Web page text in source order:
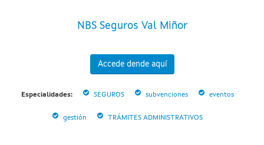
NBS Seguros Val Miñor
Accede dende aquí
Especialidades: SEGUROS subvenciones eventos
gestión TRÁMITES ADMINISTRATIVOS